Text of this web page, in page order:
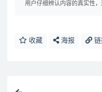
用户仔细辨认内容的真实性，
收藏 海报